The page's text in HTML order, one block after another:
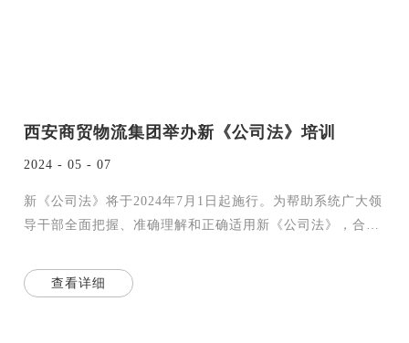
西安商贸物流集团举办新《公司法》培训
2024 - 05 - 07
新《公司法》将于2024年7月1日起施行。为帮助系统广大领
导干部全面把握、准确理解和正确适用新《公司法》，合法
新
查看详细